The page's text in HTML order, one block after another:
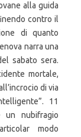
alla guida
contro il
di quanto
narra una
sabato sera.
mortale,
di via
11
nubifragio
modo